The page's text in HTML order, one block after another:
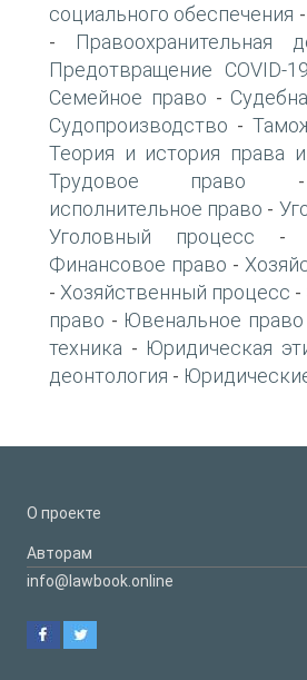
социального обеспечения -
- Правоохранительная
Предотвращение COVID-19
Семейное право -
Судопроизводство -
Теория и история права
Трудовое право
исполнительное право -
Уголовный процесс -
Финансовое право -
- Хозяйственный процесс -
право - Ювенальное право
техника - Юридическая
деонтология -
О проекте
Авторам
info@lawbook.online